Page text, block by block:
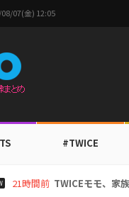
07(金) 12:05
#TWICE
21時間前 TWICEモモ、家